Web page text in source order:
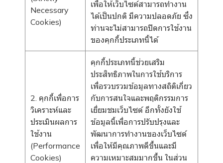
Necessary
Cookies)
เพื่อให้เว็บไซต์สามารถทำงาน
ได้เป็นปกติ มีความปลอดภัย ซึ่ง
ท่านจะไม่สามารถปิดการใช้งาน
ของคุกกี้ประเภทนี้ได้
2. คุกกี้เพื่อการ
วิเคราะห์และ
ประเมินผลการ
ใช้งาน
(Performance
Cookies)
คุกกี้ประเภทนี้ช่วยเสริม
ประสิทธิภาพในการใช้บริการ
เพื่อรวบรวมข้อมูลทางสถิติเกี่ยว
กับการสนใจและพฤติกรรมการ
เยี่ยมชมเว็บไซต์ อีกทั้งยังใช้
ข้อมูลนี้เพื่อการปรับปรุงและ
พัฒนาการทำงานของเว็บไซต์
เพื่อให้มีคุณภาพดีขึ้นและมี
ความเหมาะสมมากขึ้น ในส่วน